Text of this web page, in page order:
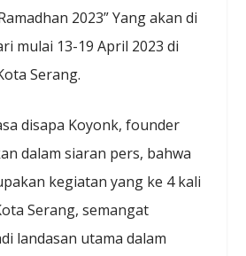
2023” Yang akan di
mulai 13-19 April 2023 di
Serang.
disapa Koyonk, founder
dalam siaran pers, bahwa
kegiatan yang ke 4 kali
Serang, semangat
landasan utama dalam